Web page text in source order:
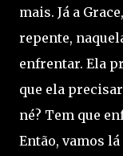
mais. Já a
repente,
enfrentar. Ela
que ela
né? Tem que
Então, vamos